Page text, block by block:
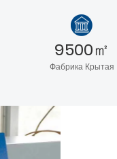
9500㎡
Фабрика Крытая